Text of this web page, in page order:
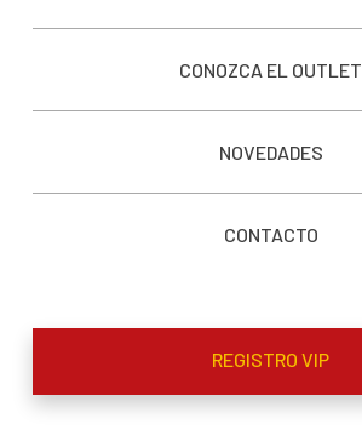
CONOZCA EL OUTLET
NOVEDADES
CONTACTO
REGISTRO VIP